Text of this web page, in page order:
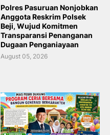
Polres Pasuruan Nonjobkan
Anggota Reskrim Polsek
Beji, Wujud Komitmen
Transparansi Penanganan
Dugaan Penganiayaan
August 05, 2026